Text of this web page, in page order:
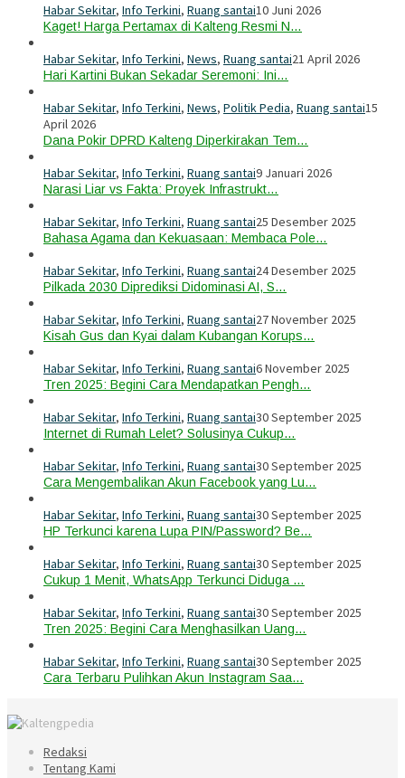
Habar Sekitar, Info Terkini, Ruang santai10 Juni 2026
Kaget! Harga Pertamax di Kalteng Resmi N…
Habar Sekitar, Info Terkini, News, Ruang santai21 April 2026
Hari Kartini Bukan Sekadar Seremoni: Ini…
Habar Sekitar, Info Terkini, News, Politik Pedia, Ruang santai15
April 2026
Dana Pokir DPRD Kalteng Diperkirakan Tem…
Habar Sekitar, Info Terkini, Ruang santai9 Januari 2026
Narasi Liar vs Fakta: Proyek Infrastrukt…
Habar Sekitar, Info Terkini, Ruang santai25 Desember 2025
Bahasa Agama dan Kekuasaan: Membaca Pole…
Habar Sekitar, Info Terkini, Ruang santai24 Desember 2025
Pilkada 2030 Diprediksi Didominasi AI, S…
Habar Sekitar, Info Terkini, Ruang santai27 November 2025
Kisah Gus dan Kyai dalam Kubangan Korups…
Habar Sekitar, Info Terkini, Ruang santai6 November 2025
Tren 2025: Begini Cara Mendapatkan Pengh…
Habar Sekitar, Info Terkini, Ruang santai30 September 2025
Internet di Rumah Lelet? Solusinya Cukup…
Habar Sekitar, Info Terkini, Ruang santai30 September 2025
Cara Mengembalikan Akun Facebook yang Lu…
Habar Sekitar, Info Terkini, Ruang santai30 September 2025
HP Terkunci karena Lupa PIN/Password? Be…
Habar Sekitar, Info Terkini, Ruang santai30 September 2025
Cukup 1 Menit, WhatsApp Terkunci Diduga …
Habar Sekitar, Info Terkini, Ruang santai30 September 2025
Tren 2025: Begini Cara Menghasilkan Uang…
Habar Sekitar, Info Terkini, Ruang santai30 September 2025
Cara Terbaru Pulihkan Akun Instagram Saa…
Redaksi
Tentang Kami